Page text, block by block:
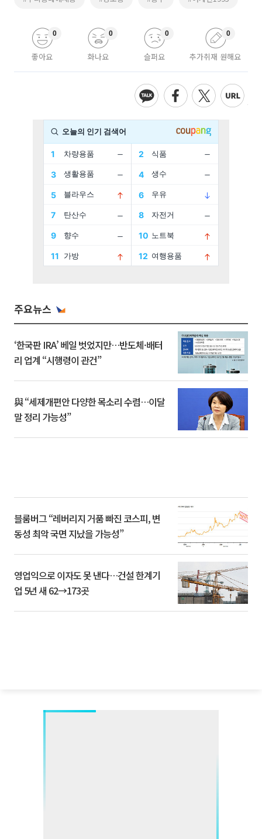
좋아요
0
화나요
0
슬퍼요
0
추가취재 원해요
0
주요뉴스
‘한국판 IRA’ 베일 벗었지만…반도체·배터
리 업계 “시행령이 관건”
與 “세제개편안 다양한 목소리 수렴…이달
말 정리 가능성”
블룸버그 “레버리지 거품 빠진 코스피, 변
동성 최악 국면 지났을 가능성”
영업익으로 이자도 못 낸다…건설 한계기
업 5년 새 62→173곳